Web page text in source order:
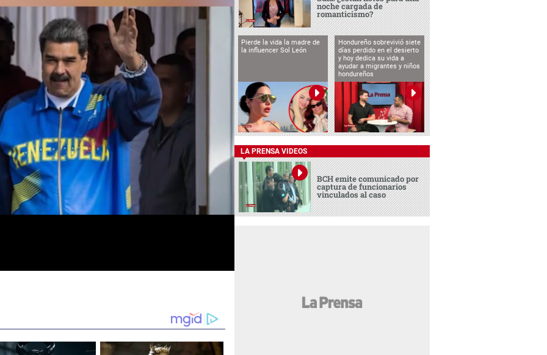
noche cargada de
romanticismo?
Pierde la vida la madre de
la influencer Sol León
Hondureño sobrevivió siete
días perdido en el desierto
y hoy dedica su vida a
ayudar a migrantes y niños
hondureños
LA PRENSA VIDEOS
BCH emite comunicado por
captura de funcionarios
vinculados al caso